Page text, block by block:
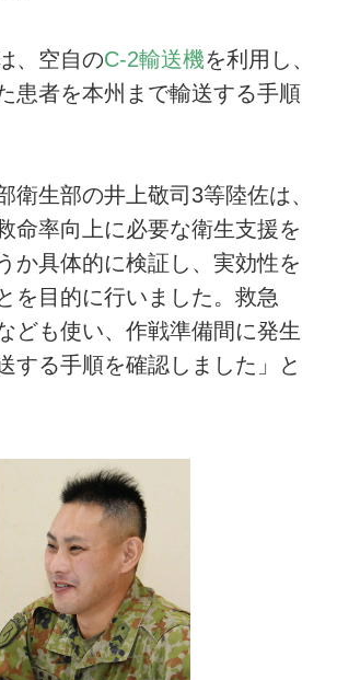
、空自のC-2輸送機を利用し、
患者を本州まで輸送する手順
生部の井上敬司3等陸佐は、
命率向上に必要な衛生支援を
か具体的に検証し、実効性を
を目的に行いました。救急
ども使い、作戦準備間に発生
する手順を確認しました」と